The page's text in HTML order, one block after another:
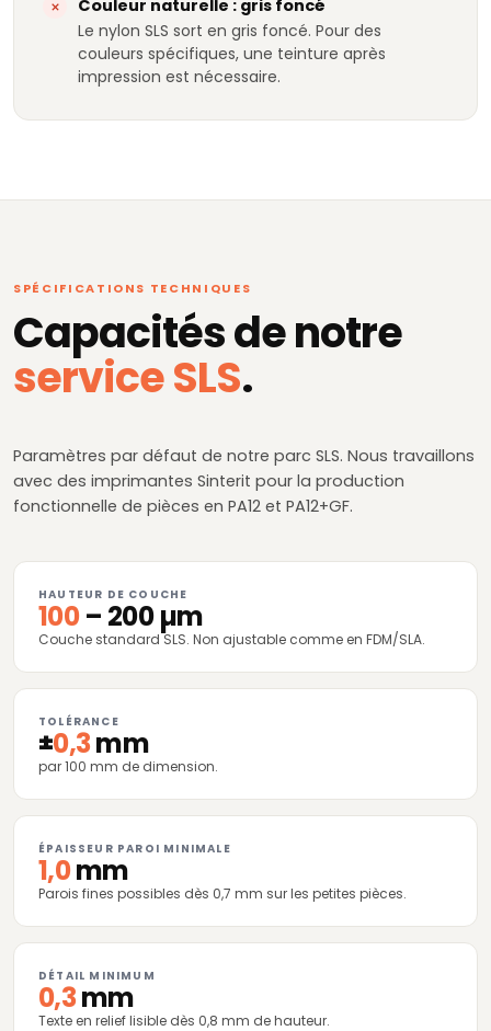
Couleur naturelle : gris foncé
Le nylon SLS sort en gris foncé. Pour des
couleurs spécifiques, une teinture après
impression est nécessaire.
SPÉCIFICATIONS TECHNIQUES
Capacités de notre
service SLS.
Paramètres par défaut de notre parc SLS. Nous travaillons
avec des imprimantes Sinterit pour la production
fonctionnelle de pièces en PA12 et PA12+GF.
HAUTEUR DE COUCHE
100– 200 µm
Couche standard SLS. Non ajustable comme en FDM/SLA.
TOLÉRANCE
±0,3mm
par 100 mm de dimension.
ÉPAISSEUR PAROI MINIMALE
1,0mm
Parois fines possibles dès 0,7 mm sur les petites pièces.
DÉTAIL MINIMUM
0,3mm
Texte en relief lisible dès 0,8 mm de hauteur.